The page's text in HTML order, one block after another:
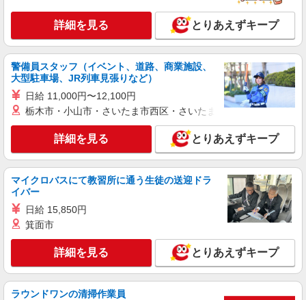
株式会社トラストグロース 新宿本社 第3営業部
デイサービスでの介護士
時給：初任者研修1500円 実務者研修
1600円 介護福祉士1700円
東京都西東京市
キープ 詳細を見る
株式会社kotrio /●TC-H-1978185
<田無>高時給&シフト柔軟でいいとこ取り♪サ
高住の補助STAFF
時給1600円〜2250円 ＜日払い有/週払い有/交
キープ 詳細を見る
職業紹介
詳細を見る とりあえずキープ
警備員スタッフ（イベント、道路、商業施設、
大型駐車場、JR列車見張りなど）
日給 11,000円〜12,100円
栃木市・小山市・さいたま市西区・さいたま市岩槻区・久喜市・
詳細を見る とりあえずキープ
マイクロバスにて教習所に通う生徒の送迎ドラ
イバー
日給 15,850円
箕面市
詳細を見る とりあえずキープ
ラウンドワンの清掃作業員